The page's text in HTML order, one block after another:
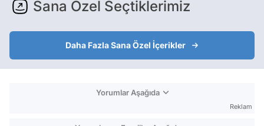
Sana Özel Seçtiklerimiz
Daha Fazla Sana Özel İçerikler
Yorumlar Aşağıda
Reklam